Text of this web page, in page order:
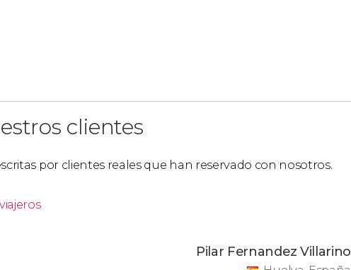
clientes
por clientes reales que han reservado con nosotros.
Pilar Fernandez Villarino